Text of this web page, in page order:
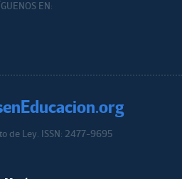
EN:
de Ley. ISSN: 2477-9695